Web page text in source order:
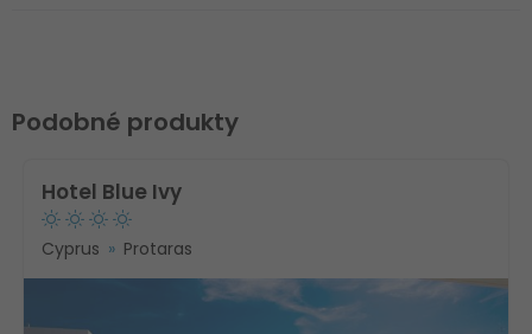
Podobné produkty
Hotel Blue Ivy
Cyprus Protaras